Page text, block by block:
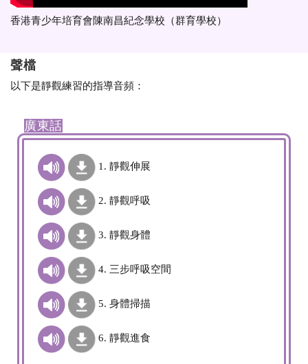
香港青少年培育會陳南昌紀念學校（群育學校）
聲檔
以下是靜觀練習的指導音頻：
廣東話
1. 靜觀伸展
2. 靜觀呼吸
3. 靜觀身體
4. 三步呼吸空間
5. 身體掃描
6. 靜觀進食